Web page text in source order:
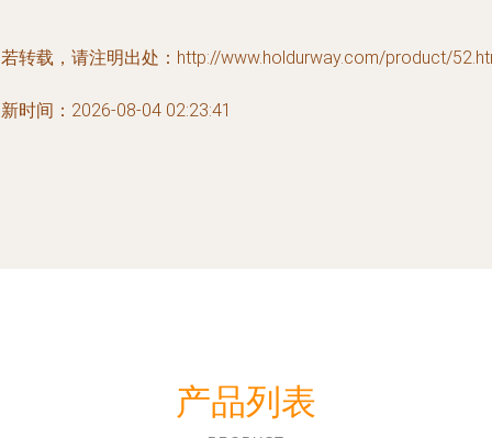
转载，请注明出处：http://www.holdurway.com/product/
时间：2026-08-04 02:23:41
产品列表